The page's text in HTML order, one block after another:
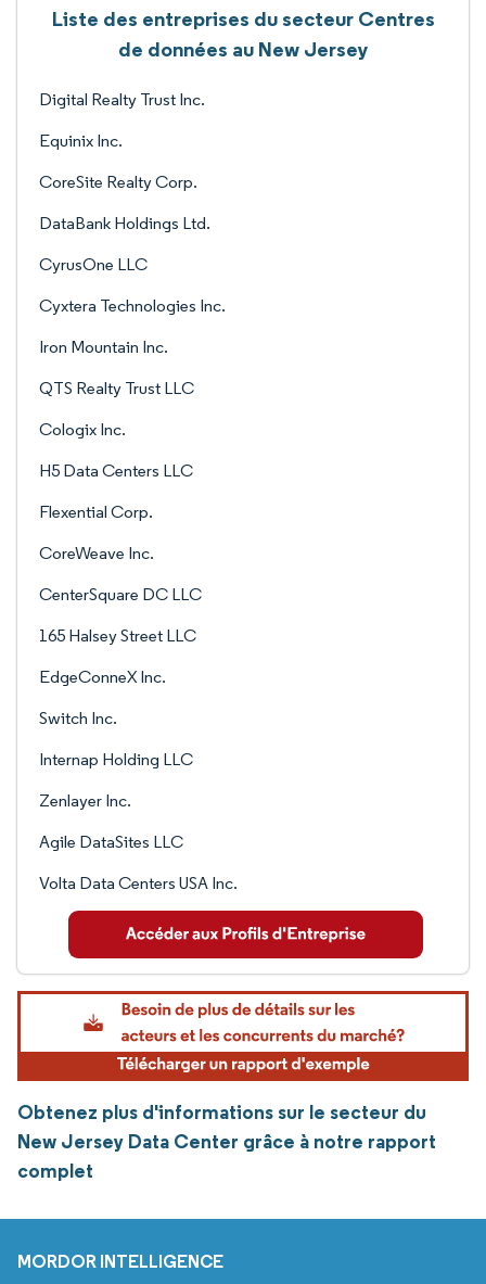
Liste des entreprises du secteur Centres
de données au New Jersey
Digital Realty Trust Inc.
Equinix Inc.
CoreSite Realty Corp.
DataBank Holdings Ltd.
CyrusOne LLC
Cyxtera Technologies Inc.
Iron Mountain Inc.
QTS Realty Trust LLC
Cologix Inc.
H5 Data Centers LLC
Flexential Corp.
CoreWeave Inc.
CenterSquare DC LLC
165 Halsey Street LLC
EdgeConneX Inc.
Switch Inc.
Internap Holding LLC
Zenlayer Inc.
Agile DataSites LLC
Volta Data Centers USA Inc.
Obtenez plus d'informations sur le secteur du
New Jersey Data Center grâce à notre rapport
complet
MORDOR INTELLIGENCE